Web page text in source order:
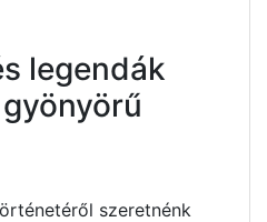
legendák
szeretnénk